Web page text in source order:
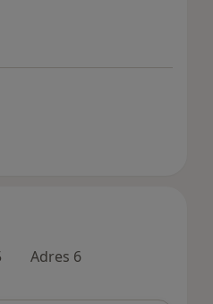
Adres 6